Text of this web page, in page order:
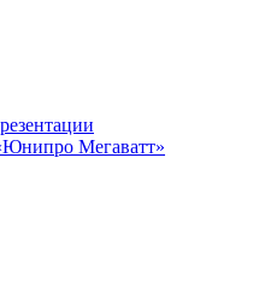
Мегаватт»